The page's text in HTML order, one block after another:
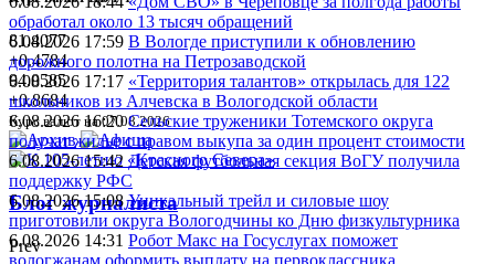
обработал около 13 тысяч обращений
6.08.2026 17:59 В Вологде приступили к обновлению
дорожного полотна на Петрозаводской
6.08.2026 17:17 «Территория талантов» открылась для 122
школьников из Алчевска в Вологодской области
6.08.2026 16:20 Сельские труженики Тотемского округа
получат жилье с правом выкупа за один процент стоимости
6.08.2026 15:42 Детская футбольная секция ВоГУ получила
поддержку РФС
6.08.2026 15:08 Уникальный трейл и силовые шоу
приготовили округа Вологодчины ко Дню физкультурника
6.08.2026 14:31 Робот Макс на Госуслугах поможет
вологжанам оформить выплату на первоклассника
81.4077
+0.4784
94.0585
+0.8684
Курс валют на 07.08.2026
Блог журналиста
Prev